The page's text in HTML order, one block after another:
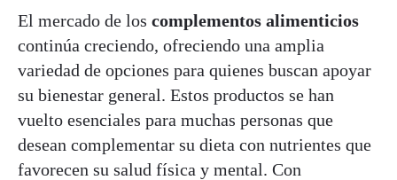
El mercado de los complementos alimenticios
continúa creciendo, ofreciendo una amplia
variedad de opciones para quienes buscan apoyar
su bienestar general. Estos productos se han
vuelto esenciales para muchas personas que
desean complementar su dieta con nutrientes que
favorecen su salud física y mental. Con